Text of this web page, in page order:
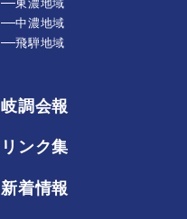
東濃地域
中濃地域
飛騨地域
岐調会報
リンク集
新着情報